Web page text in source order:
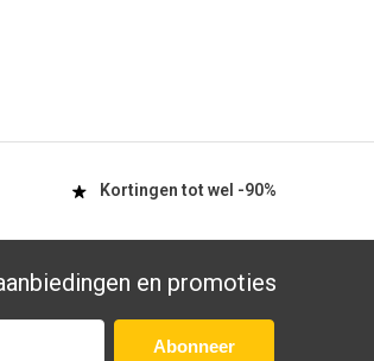
Kortingen tot wel -90%
en promoties
Abonneer